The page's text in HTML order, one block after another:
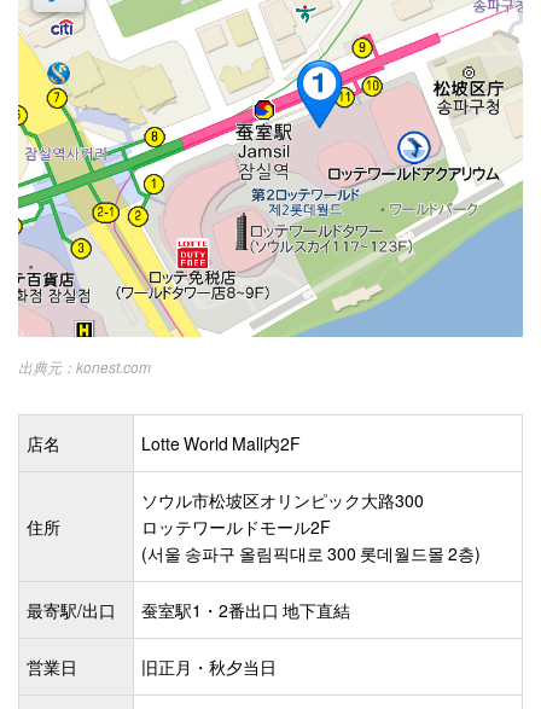
konest.com
店名 Lotte World Mall内2F
住所
ソウル市松坡区オリンピック大路300
ロッテワールドモール2F
(서울 송파구 올림픽대로 300 롯데월드몰 2층)
最寄駅/出口 蚕室駅1・2番出口 地下直結
営業日 旧正月・秋夕当日